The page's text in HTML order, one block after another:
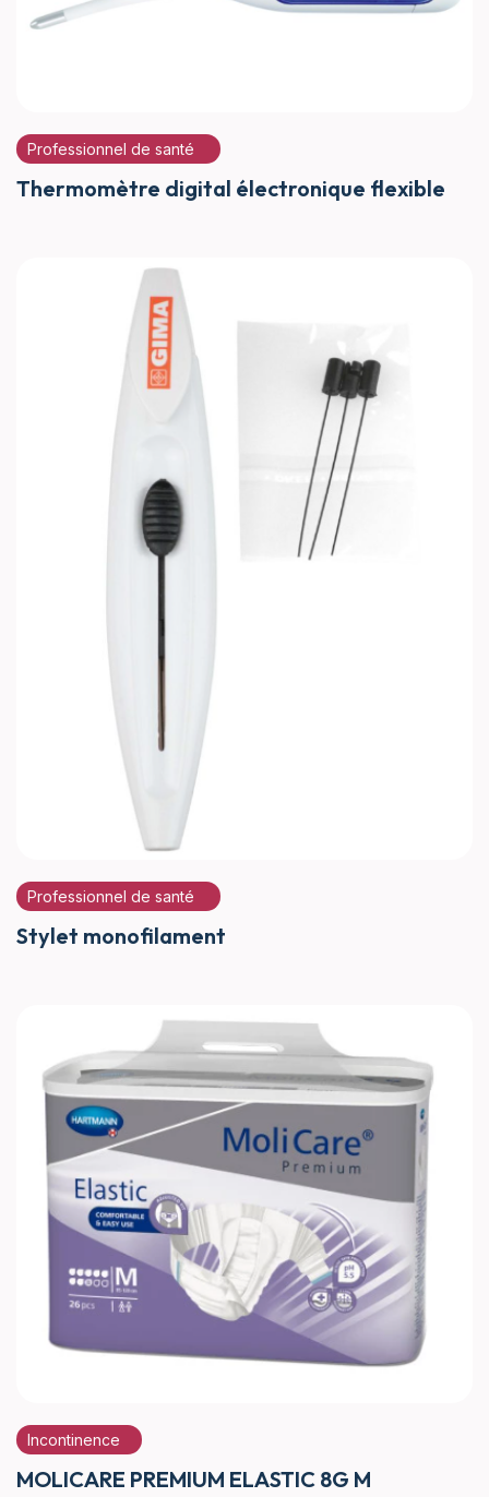
Professionnel de santé
Thermomètre digital électronique flexible
Professionnel de santé
Stylet monofilament
Incontinence
MOLICARE PREMIUM ELASTIC 8G M